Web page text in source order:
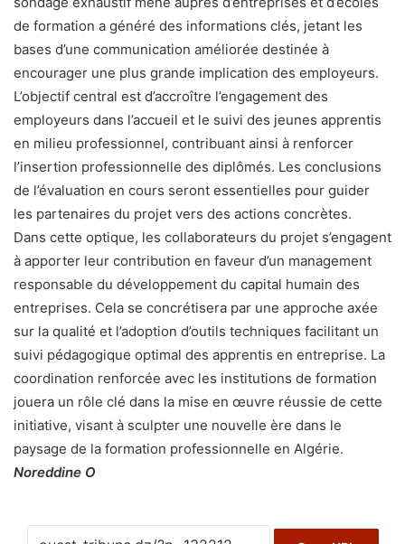
de formation a généré des informations clés, jetant les
bases d’une communication améliorée destinée à
encourager une plus grande implication des employeurs.
L’objectif central est d’accroître l’engagement des
employeurs dans l’accueil et le suivi des jeunes apprentis
en milieu professionnel, contribuant ainsi à renforcer
l’insertion professionnelle des diplômés. Les conclusions
de l’évaluation en cours seront essentielles pour guider
les partenaires du projet vers des actions concrètes.
Dans cette optique, les collaborateurs du projet s’engagent
à apporter leur contribution en faveur d’un management
responsable du développement du capital humain des
entreprises. Cela se concrétisera par une approche axée
sur la qualité et l’adoption d’outils techniques facilitant un
suivi pédagogique optimal des apprentis en entreprise. La
coordination renforcée avec les institutions de formation
jouera un rôle clé dans la mise en œuvre réussie de cette
initiative, visant à sculpter une nouvelle ère dans le
paysage de la formation professionnelle en Algérie.
Noreddine O